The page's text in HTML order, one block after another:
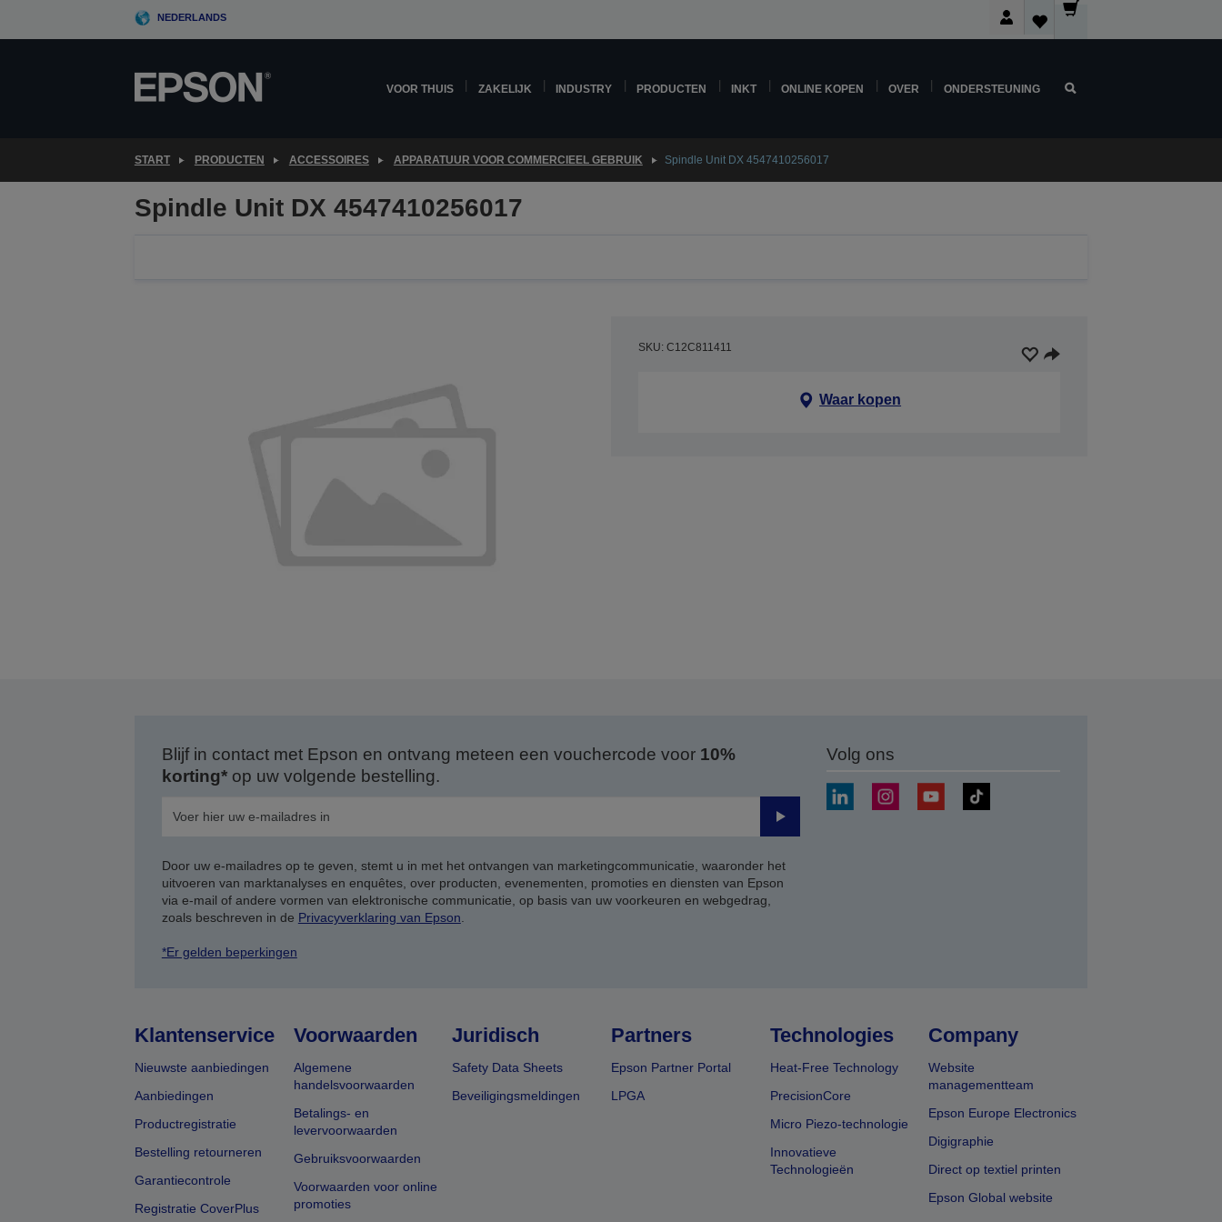
NEDERLANDS
VOOR THUIS ZAKELIJK INDUSTRY PRODUCTEN INKT ONLINE KOPEN OVER ONDERSTEUNING
START PRODUCTEN ACCESSOIRES APPARATUUR VOOR COMMERCIEEL GEBRUIK Spindle Unit DX 4547410256017
Spindle Unit DX 4547410256017
SKU: C12C811411
Waar kopen
Blijf in contact met Epson en ontvang meteen een vouchercode voor 10%
korting*op uw volgende bestelling.
Verzenden
Door uw e-mailadres op te geven, stemt u in met het ontvangen van marketingcommunicatie, waaronder het
uitvoeren van marktanalyses en enquêtes, over producten, evenementen, promoties en diensten van Epson
via e-mail of andere vormen van elektronische communicatie, op basis van uw voorkeuren en webgedrag,
zoals beschreven in de Privacyverklaring van Epson
*Er gelden beperkingen
Volg ons
Klantenservice
Nieuwste aanbiedingen
Aanbiedingen
Productregistratie
Bestelling retourneren
Garantiecontrole
Registratie CoverPlus
Voorwaarden
Algemene
handelsvoorwaarden
Betalings- en
levervoorwaarden
Gebruiksvoorwaarden
Voorwaarden voor online
promoties
Juridisch
Safety Data Sheets
Beveiligingsmeldingen
Partners
Epson Partner Portal
LPGA
Technologies
Heat-Free Technology
PrecisionCore
Micro Piezo-technologie
Innovatieve
Technologieën
Company
Website
managementteam
Epson Europe Electronics
Digigraphie
Direct op textiel printen
Epson Global website